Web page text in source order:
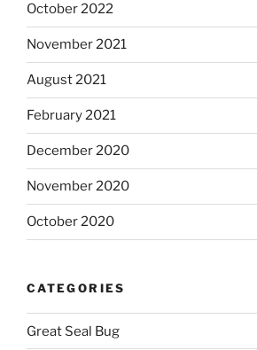
October 2022
November 2021
August 2021
February 2021
December 2020
November 2020
October 2020
CATEGORIES
Great Seal Bug